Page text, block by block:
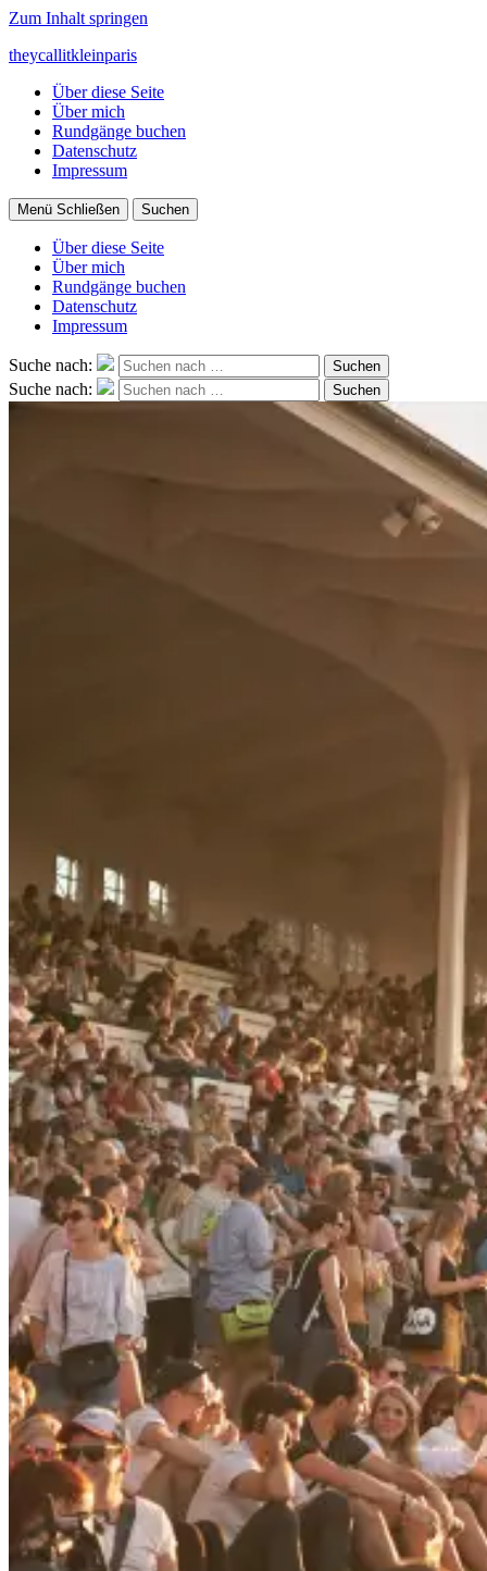
Zum Inhalt springen
theycallitkleinparis
Über diese Seite
Über mich
Rundgänge buchen
Datenschutz
Impressum
Menü Schließen Suchen
Über diese Seite
Über mich
Rundgänge buchen
Datenschutz
Impressum
Suche nach: Suchen
Suche nach: Suchen